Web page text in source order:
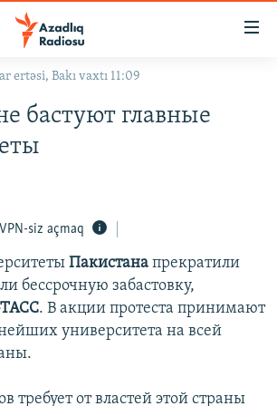
ertəsi, Bakı vaxtı 11:09
бастуют главные
VPN-siz açmaq
Пакистана прекратили
бессрочную забастовку,
. В акции протеста принимают
университета на всей
требует от властей этой страны